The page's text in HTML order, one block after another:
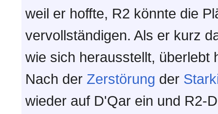
weil er hoffte, R2 könnte die
vervollständigen. Als er kurz
wie sich herausstellt, überlebt
Nach der Zerstörung der
wieder auf D'Qar ein und R2-